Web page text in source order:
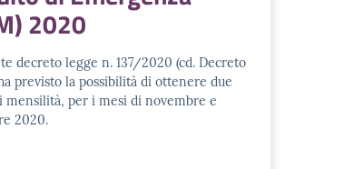
2020
decreto legge n. 137/2020 (cd. Decreto
previsto la possibilità di ottenere due
mensilità, per i mesi di novembre e
2020.